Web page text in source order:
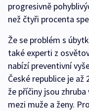
progresivně
než čtyři procenta
Že se problém s
také experti z
nabízí preventivní
České republice je
že příčiny jsou
mezi muže a ženy.